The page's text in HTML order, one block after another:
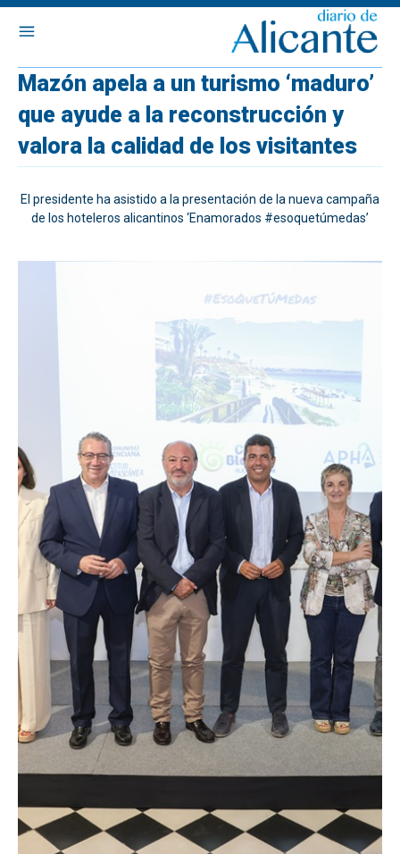
Mazón apela a un turismo ‘maduro’
que ayude a la reconstrucción y
valora la calidad de los visitantes
El presidente ha asistido a la presentación de la nueva campaña
de los hoteleros alicantinos ‘Enamorados #esoquetúmedas’